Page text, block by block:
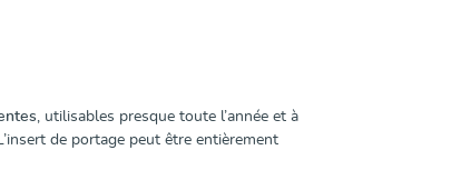
, utilisables presque toute l’année et à
de portage peut être entièrement